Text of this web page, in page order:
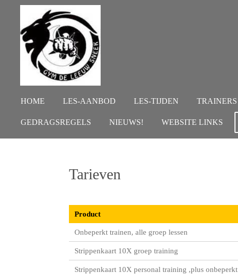
hoofdinhoud
HOME LES-AANBOD LES-TIJDEN TRAINERS
GEDRAGSREGELS NIEUWS! WEBSITE LINKS
Tarieven
Product
Onbeperkt trainen, alle groep lessen
Strippenkaart 10X groep training
Strippenkaart 10X personal training ,plus onbeperkt